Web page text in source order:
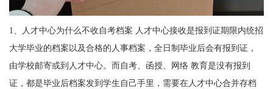
1、 人才中心为什么不收自考档案 人才中心接收是报到证期限内统招
大学毕业的档案以及合格的人事档案，全日制毕业后会有报到证，
由学校邮寄或到人才中心。而自考、函授、网络 教育是没有报到
证，都是毕业后档案发到学生自己手里，需要在人才中心合并存档